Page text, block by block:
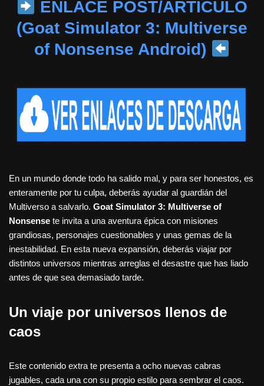
ENLACE POST/ARTICULO
(Goat Simulator 3: Multiverse
of Nonsense Android)
En un mundo donde todo ha salido mal, y para ser honestos, es
enteramente por tu culpa, deberás ayudar al guardián del
Multiverso a salvarlo. Goat Simulator 3: Multiverse of
Nonsense te invita a una aventura épica con misiones
grandiosas, personajes cuestionables y unas gemas de la
inestabilidad. En esta nueva expansión, deberás viajar por
distintos universos mientras arreglas el desastre que has liado
antes de que sea demasiado tarde.
Un viaje por universos llenos de
caos
Este contenido extra te presenta a ocho nuevas cabras
jugables, cada una con su propio estilo para sembrar el caos.